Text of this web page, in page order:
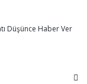
Düşünce Haber Ver